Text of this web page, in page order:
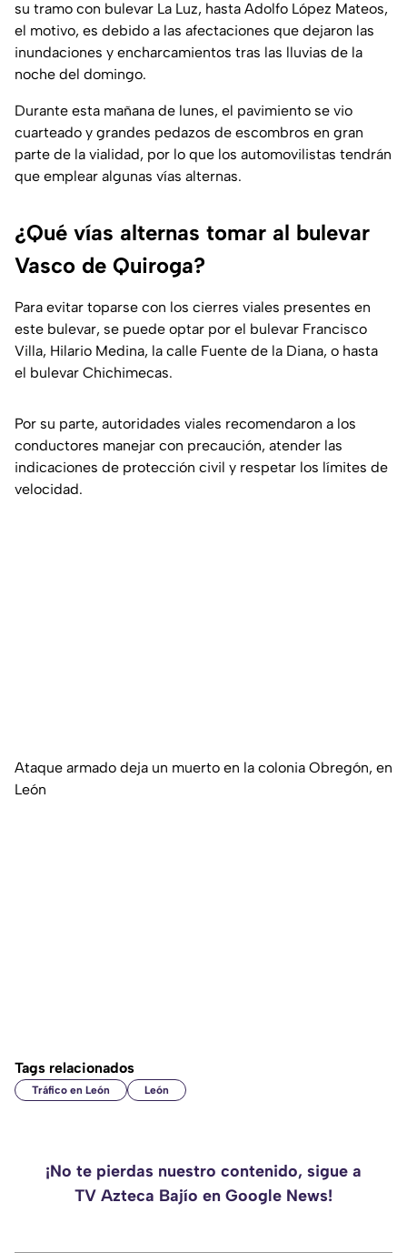
su tramo con bulevar La Luz, hasta Adolfo López Mateos,
el motivo, es debido a las afectaciones que dejaron las
inundaciones y encharcamientos tras las lluvias de la
noche del domingo.
Durante esta mañana de lunes, el pavimiento se vio
cuarteado y grandes pedazos de escombros en gran
parte de la vialidad, por lo que los automovilistas tendrán
que emplear algunas vías alternas.
¿Qué vías alternas tomar al bulevar
Vasco de Quiroga?
Para evitar toparse con los cierres viales presentes en
este bulevar, se puede optar por el bulevar Francisco
Villa, Hilario Medina, la calle Fuente de la Diana, o hasta
el bulevar Chichimecas.
Por su parte, autoridades viales recomendaron a los
conductores manejar con precaución, atender las
indicaciones de protección civil y respetar los límites de
velocidad.
Ataque armado deja un muerto en la colonia Obregón, en
León
Tags relacionados
Tráfico en León León
¡No te pierdas nuestro contenido, sigue a
TV Azteca Bajío en Google News!